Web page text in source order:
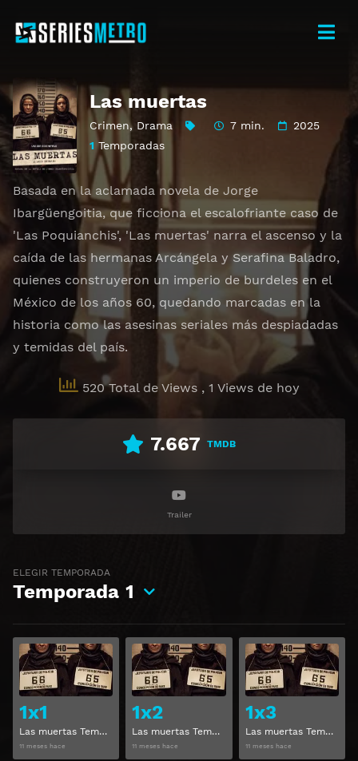
Las muertas
Crimen, Drama 7 min.
2025
1 Temporadas
Basada en la aclamada novela de Jorge
Ibargüengoitia, que ficciona el escalofriante caso de
'Las Poquianchis', 'Las muertas' narra el ascenso y la
caída de las hermanas Arcángela y Serafina Baladro,
quienes construyeron un imperio de burdeles en el
México de los años 60, quedando marcadas en la
historia como las asesinas seriales más despiadadas
y temidas del país.
520 Total de Views , 1 Views de hoy
7.667 TMDB
Trailer
ELEGIR TEMPORADA
Temporada 1
1x1
Las muertas Temporada 1 Capitulo 1
11 meses hace
Ver
1x2
Las muertas Temporada 1 Capitulo 2
11 meses hace
Ver
1x3
Las muertas Temporada 1 Capitulo 3
11 meses hace